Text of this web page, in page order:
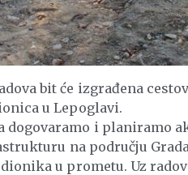
bit će izgrađena
u Lepoglavi.
dogovaramo i planiramo
na području
u prometu. Uz